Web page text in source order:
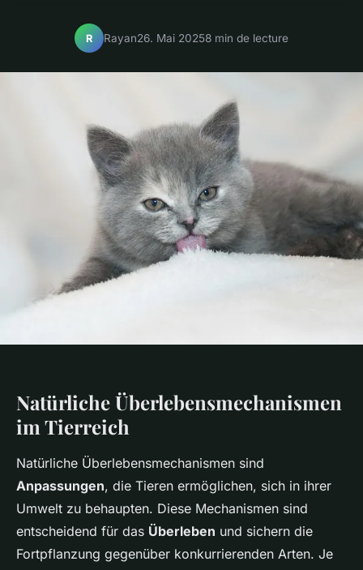
R Rayan26. Mai 20258 min de lecture
Natürliche Überlebensmechanismen
im Tierreich
Natürliche Überlebensmechanismen sind
Anpassungen, die Tieren ermöglichen, sich in ihrer
Umwelt zu behaupten. Diese Mechanismen sind
entscheidend für das Überleben und sichern die
Fortpflanzung gegenüber konkurrierenden Arten. Je